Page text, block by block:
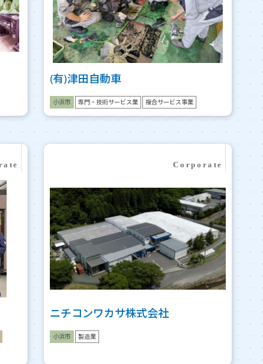
(有)津田自動車
小浜市 専門・技術サービス業 複合サービス事業
ニチコンワカサ株式会社
小浜市 製造業